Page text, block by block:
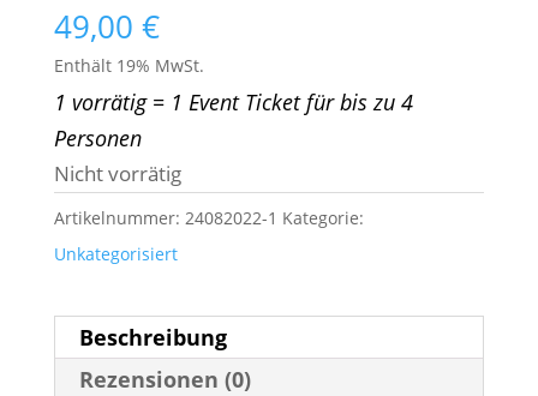
49,00 €
Enthält 19% MwSt.
1 vorrätig = 1 Event Ticket für bis zu 4
Personen
Nicht vorrätig
Artikelnummer: 24082022-1 Kategorie:
Unkategorisiert
Beschreibung
Rezensionen (0)